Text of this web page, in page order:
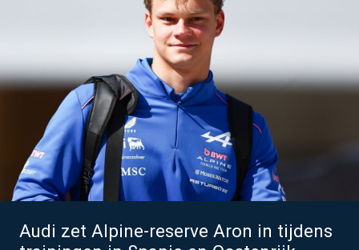
Audi zet Alpine-reserve Aron in tijdens